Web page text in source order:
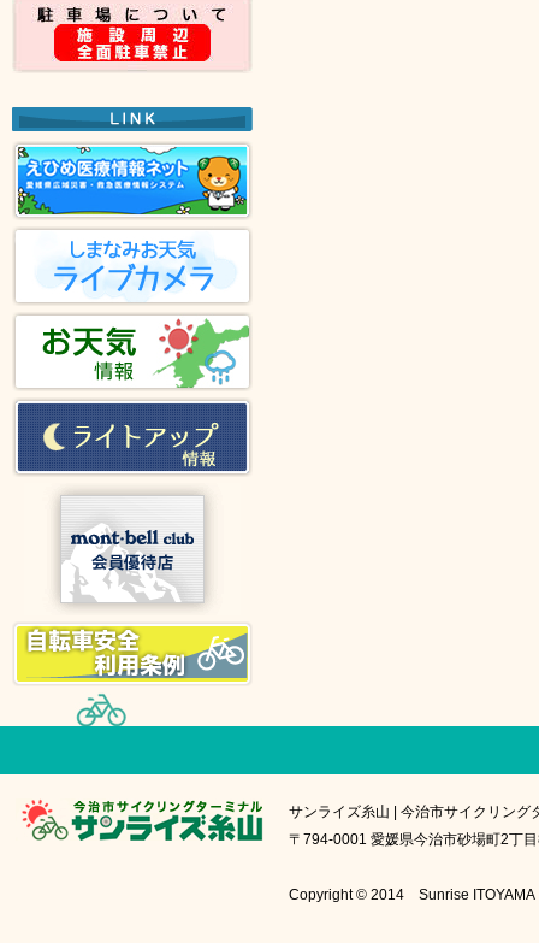
サンライズ糸山 | 今治市サイクリング
〒794-0001 愛媛県今治市砂場町2
Copyright © 2014 Sunrise